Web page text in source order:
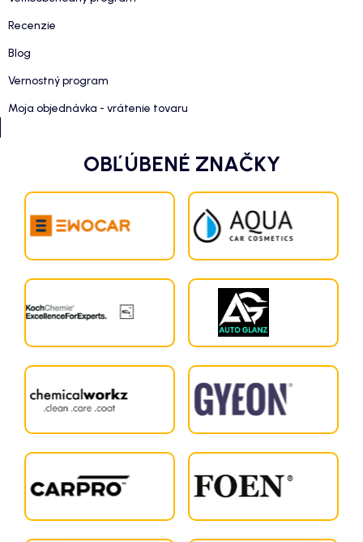
Recenzie
Blog
Vernostný program
Moja objednávka - vrátenie tovaru
OBĽÚBENÉ ZNAČKY